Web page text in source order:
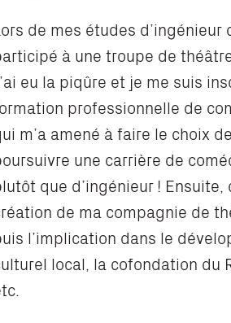
de mes études d’ingénieur
à une troupe de
eu la piqûre et je me suis
professionnelle de
m’a amené à faire le choix de
une carrière de
que d’ingénieur ! Ensuite,
de ma compagnie de
l’implication dans le
local, la cofondation du